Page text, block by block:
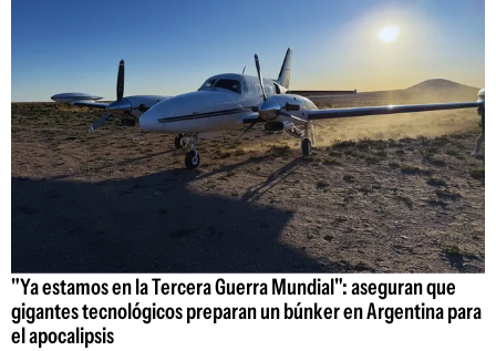
"Ya estamos en la Tercera Guerra Mundial": aseguran que
gigantes tecnológicos preparan un búnker en Argentina para
el apocalipsis